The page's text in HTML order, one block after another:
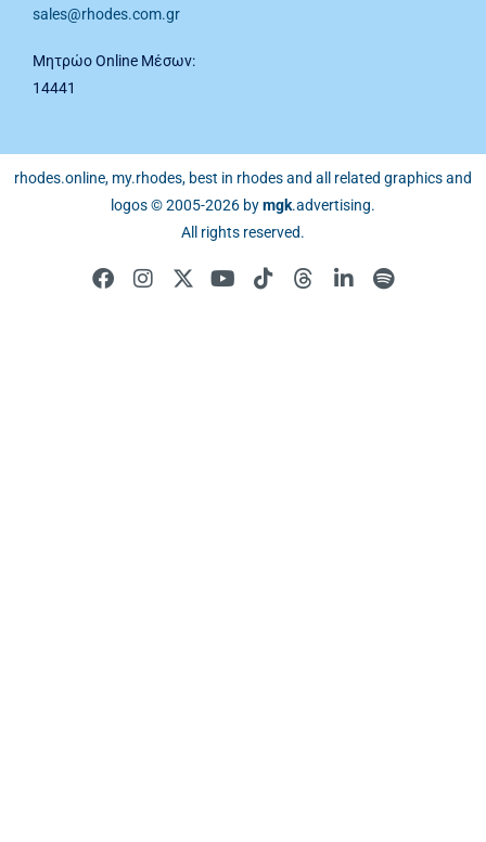
sales@rhodes.com.gr
Μητρώο Online Μέσων:
14441
rhodes.online, my.rhodes, best in rhodes and all related graphics and
logos © 2005-2026 bymgk.advertising.
All rights reserved.